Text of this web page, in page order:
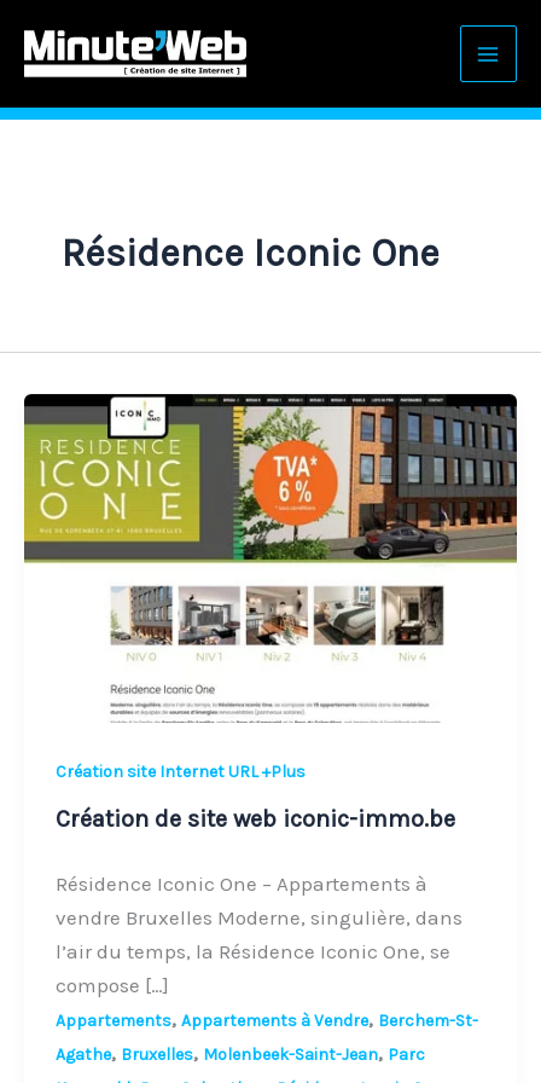
contenu
Résidence Iconic One
Création site Internet URL +Plus
Création de site web iconic-immo.be
Résidence Iconic One – Appartements à
vendre Bruxelles Moderne, singulière, dans
l’air du temps, la Résidence Iconic One, se
compose […]
Appartements, Appartements à Vendre, Berchem-St-
Agathe, Bruxelles, Molenbeek-Saint-Jean, Parc
Création
de
site
web
iconic-
immo.be